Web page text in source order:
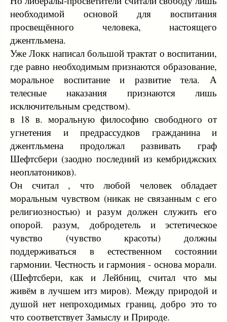
необходимой основой для воспитания
просвещённого человека, настоящего
джентльмена.
Уже Локк написал большой трактат о воспитании,
где равно необходимым признаются образование,
моральное воспитание и развитие тела. А
телесные наказания признаются лишь
исключительным средством).
в 18 в. моральную философию свободного от
угнетения и предрассудков гражданина и
джентльмена продолжал развивать граф
Шефтсбери (заодно последний из кембриджских
неоплатоников).
Он считал , что любой человек обладает
моральным чувством (никак не связанным с его
религиозностью) и разум должен служить его
опорой. разум, добродетель и эстетическое
чувство (чувство красоты) должны
поддерживаться в естественном состоянии
гармонии. Честность и гармония - основа морали.
(Шефтсбери, как и Лейбниц, считал что мы
живём в лучшем итз миров). Между природой и
душой нет непроходимых границ, добро это то
что соответствует Замыслу и Природе.